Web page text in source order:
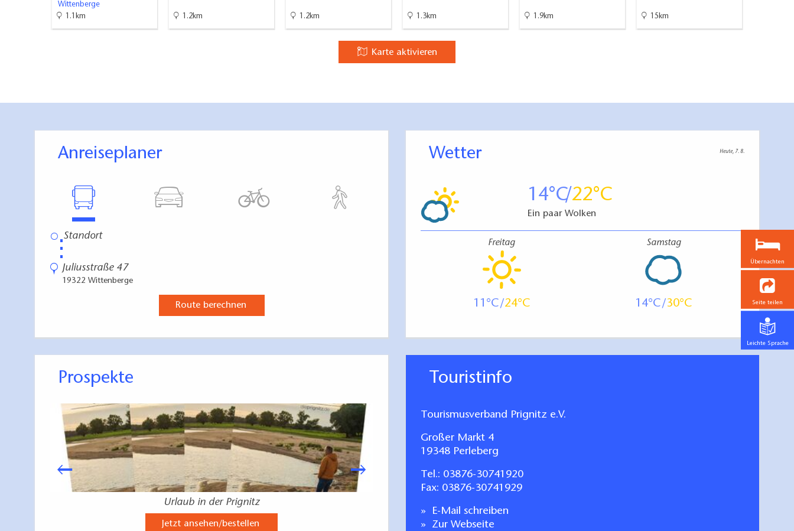
Wittenberge
1.1km
1.2km 1.2km 1.3km 1.9km 15km
Karte aktivieren
Anreiseplaner
⋮
Juliusstraße 47
19322 Wittenberge
Route berechnen
Wetter Heute, 7. 8.
14 22
Ein paar Wolken
Freitag
11 24
Samstag
14 30
Prospekte
Urlaub in der Prignitz
Jetzt ansehen/bestellen Jetzt ansehen/bestellen
Touristinfo
Tourismusverband Prignitz e.V.
Großer Markt 4
19348 Perleberg
Tel.: 03876-30741920
Fax: 03876-30741929
E-Mail schreiben
Zur Webseite
Übernachten
Seite teilen
Leichte Sprache